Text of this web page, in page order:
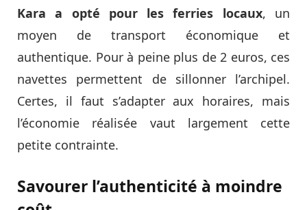
Kara a opté pour les ferries locaux, un
moyen de transport économique et
authentique. Pour à peine plus de 2 euros, ces
navettes permettent de sillonner l’archipel.
Certes, il faut s’adapter aux horaires, mais
l’économie réalisée vaut largement cette
petite contrainte.
Savourer l’authenticité à moindre